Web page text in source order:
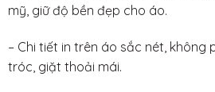
mỹ, giữ độ bền đẹp cho áo.
– Chi tiết in trên áo sắc nét, không
tróc, giặt thoải mái.